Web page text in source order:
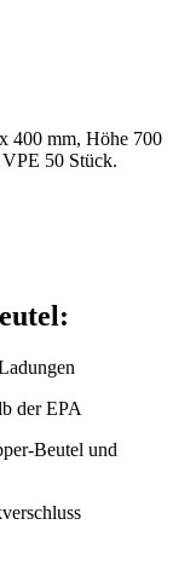
400 mm, Höhe 700
50 Stück.
der EPA
Beutel und